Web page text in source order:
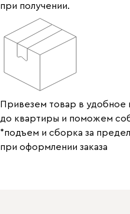
при получении.
Привезем товар в
до квартиры и поможем
*подъем и сборка за
при оформлении заказа